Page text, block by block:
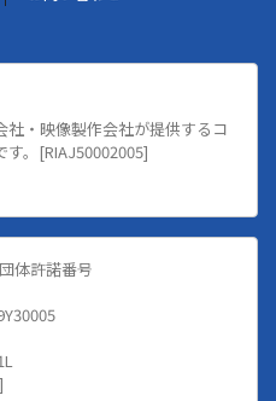
社・映像製作会社が提供するコ
。[RIAJ50002005]
体許諾番号